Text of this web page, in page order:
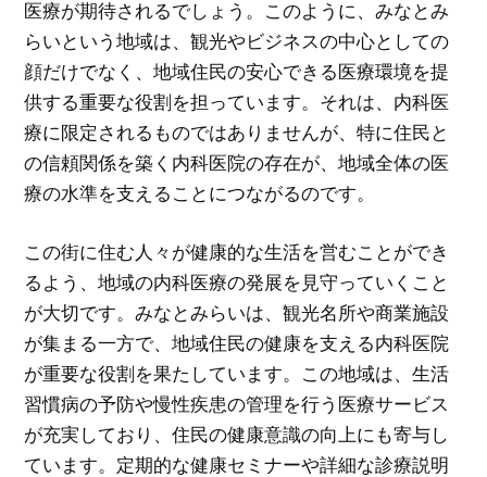
医療が期待されるでしょう。このように、みなとみ
らいという地域は、観光やビジネスの中心としての
顔だけでなく、地域住民の安心できる医療環境を提
供する重要な役割を担っています。それは、内科医
療に限定されるものではありませんが、特に住民と
の信頼関係を築く内科医院の存在が、地域全体の医
療の水準を支えることにつながるのです。
この街に住む人々が健康的な生活を営むことができ
るよう、地域の内科医療の発展を見守っていくこと
が大切です。みなとみらいは、観光名所や商業施設
が集まる一方で、地域住民の健康を支える内科医院
が重要な役割を果たしています。この地域は、生活
習慣病の予防や慢性疾患の管理を行う医療サービス
が充実しており、住民の健康意識の向上にも寄与し
ています。定期的な健康セミナーや詳細な診療説明